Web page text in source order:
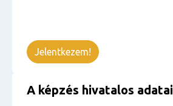
Jelentkezem!
A képzés hivatalos adatai